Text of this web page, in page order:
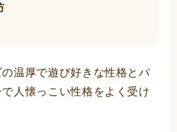
温厚で遊び好きな性格とパ
人懐っこい性格をよく受け